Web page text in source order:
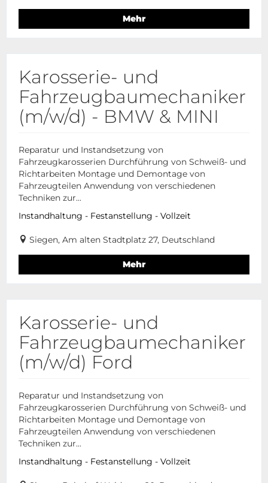
Mehr
Karosserie- und
Fahrzeugbaumechaniker
(m/w/d) - BMW & MINI
Reparatur und Instandsetzung von
Fahrzeugkarosserien Durchführung von Schweiß- und
Richtarbeiten Montage und Demontage von
Fahrzeugteilen Anwendung von verschiedenen
Techniken zur...
Instandhaltung - Festanstellung - Vollzeit
Siegen, Am alten Stadtplatz 27, Deutschland
Mehr
Karosserie- und
Fahrzeugbaumechaniker
(m/w/d) Ford
Reparatur und Instandsetzung von
Fahrzeugkarosserien Durchführung von Schweiß- und
Richtarbeiten Montage und Demontage von
Fahrzeugteilen Anwendung von verschiedenen
Techniken zur...
Instandhaltung - Festanstellung - Vollzeit